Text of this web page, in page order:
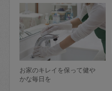
お家のキレイを保って健や
かな毎日を